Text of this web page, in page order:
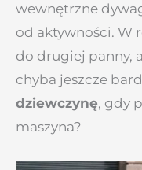
wewnętrzne
od aktywności. W
do drugiej panny,
chyba jeszcze
dziewczynę, gdy
maszyna?